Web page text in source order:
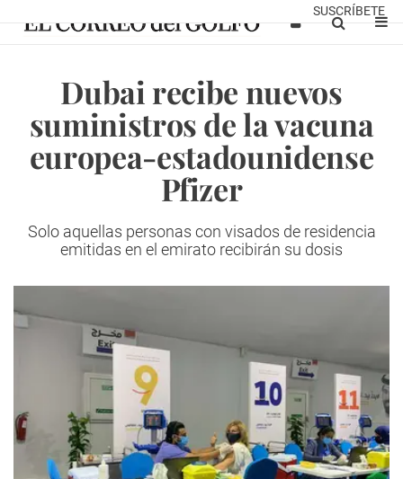
SUSCRÍBETE
Dubai recibe nuevos
suministros de la vacuna
europea-estadounidense
Pfizer
Solo aquellas personas con visados de residencia
emitidas en el emirato recibirán su dosis